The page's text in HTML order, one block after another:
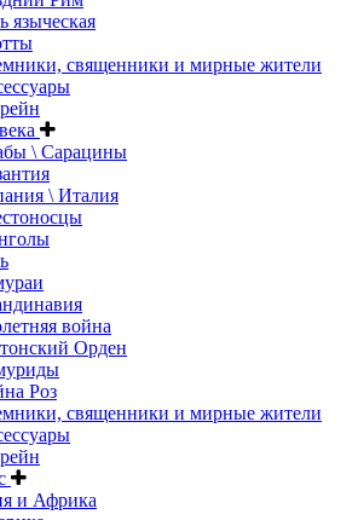
языческая
священники и мирные жители
\ Сарацины
\ Италия
война
Орден
Роз
священники и мирные жители
и Африка